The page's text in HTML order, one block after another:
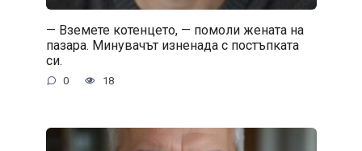
— Вземете котенцето, — помоли жената на
пазара. Минувачът изненада с постъпката
си.
0 18